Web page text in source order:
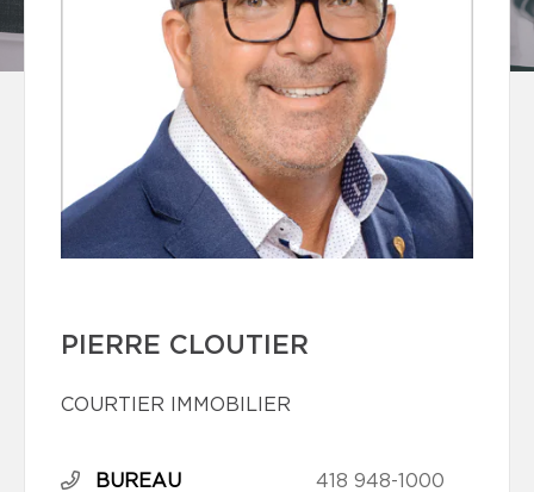
PIERRE CLOUTIER
COURTIER IMMOBILIER
BUREAU 418 948-1000